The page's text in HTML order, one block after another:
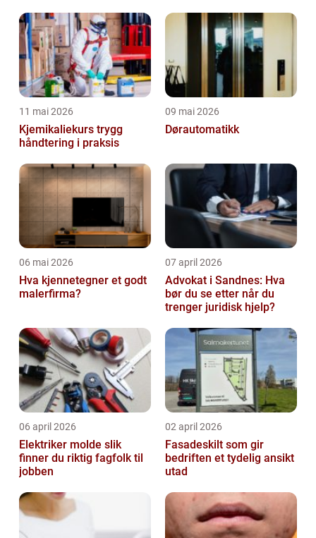
11 mai 2026
Kjemikaliekurs trygg
håndtering i praksis
09 mai 2026
Dørautomatikk
06 mai 2026
Hva kjennetegner et godt
malerfirma?
07 april 2026
Advokat i Sandnes: Hva
bør du se etter når du
trenger juridisk hjelp?
06 april 2026
Elektriker molde slik
finner du riktig fagfolk til
jobben
02 april 2026
Fasadeskilt som gir
bedriften et tydelig ansikt
utad